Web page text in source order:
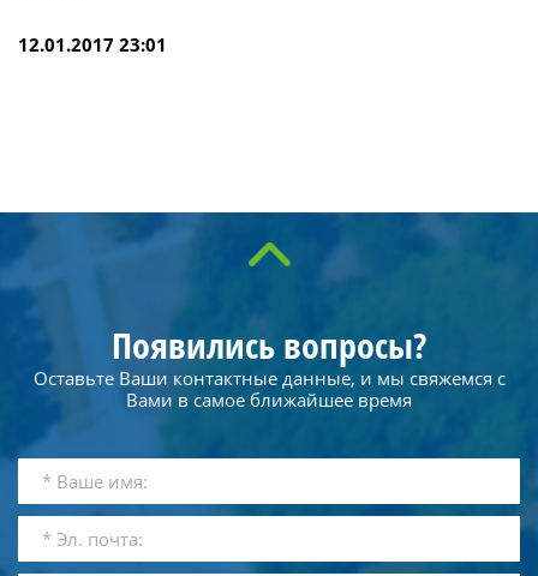
12.01.2017 23:01
Появились вопросы?
Оставьте Ваши контактные данные, и мы свяжемся с
Вами в самое ближайшее время